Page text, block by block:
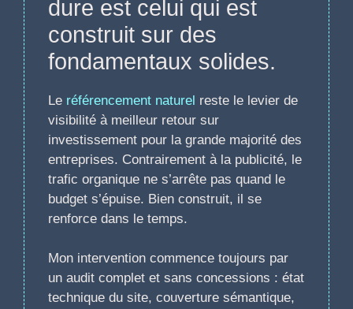
dure est celui qui est
construit sur des
fondamentaux solides.
Le référencement naturel reste le levier de
visibilité à meilleur retour sur
investissement pour la grande majorité des
entreprises. Contrairement à la publicité, le
trafic organique ne s’arrête pas quand le
budget s’épuise. Bien construit, il se
renforce dans le temps.
Mon intervention commence toujours par
un audit complet et sans concessions : état
technique du site, couverture sémantique,